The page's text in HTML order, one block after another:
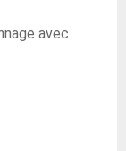
avec